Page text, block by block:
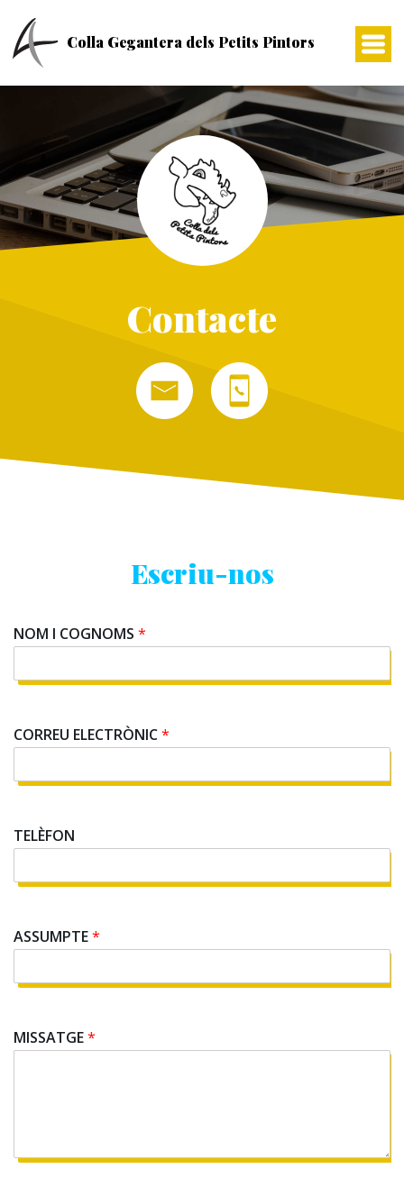
content
Colla Gegantera dels Petits Pintors
Contacte
Escriu-nos
NOM I COGNOMS *
*
*
O
E
U
CORREU ELECTRÒNIC*
TELÈFON
ASSUMPTE*
MISSATGE*